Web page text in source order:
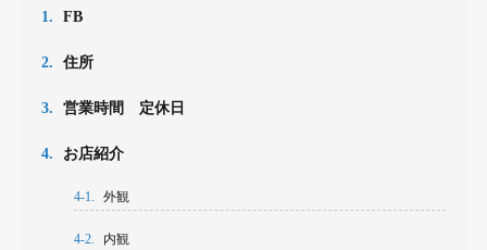
1. FB
2. 住所
3. 営業時間 定休日
4. お店紹介
4-1. 外観
4-2. 内観